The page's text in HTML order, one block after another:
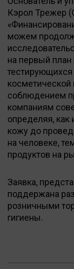
Кэрол Трежер
можем
на первый план
соблюдением
компаниям
определяя, как
кожу до
на человеке,
продуктов на
Заявка,
поддержана
розничными
гигиены.